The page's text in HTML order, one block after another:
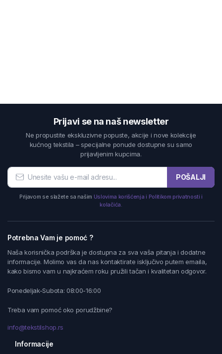
Prijavi se na naš newsletter
Ne propustite ekskluzivne popuste, akcije i nove kolekcije
kućnog tekstila – specijalne ponude dostupne su samo
prijavljenim kupcima.
POŠALJI
Prijavom se slažete sa našim Uslovima korišćenja i Politikom privatnosti i
kolačića.
Potrebna Vam je pomoć ?
Naša korisnička podrška je dostupna za sva vaša pitanja i dodatne
informacije. Molimo vas da nas kontaktirate isključivo putem emaila,
kako bismo vam u najkraćem roku pružili tačan i kvalitetan odgovor.
Ponedeljak-Subota: 08:00-16:00
Treba vam pomoć oko porudžbine?
info@tekstilshop.rs
Informacije